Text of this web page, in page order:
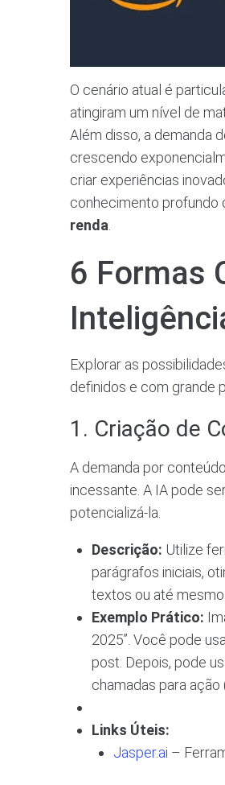
O cenário atual é
atingiram um nível de
Além disso, a demanda
crescendo
criar experiências
conhecimento profundo
renda.
6 Formas
Explorar as
definidos e com grande
1. Criação de
A demanda por
incessante. A IA pode
potencializá-la.
Descrição: Utilize
parágrafos iniciais,
textos ou até
Exemplo Prático:
2025”. Você pode
post. Depois, pode
chamadas para ação
Links Úteis:
Jasper.ai –